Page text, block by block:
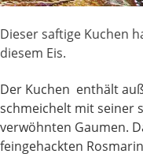
Dieser saftige Kuchen
diesem Eis.
Der Kuchen enthält
schmeichelt mit seiner
verwöhnten Gaumen.
feingehackten